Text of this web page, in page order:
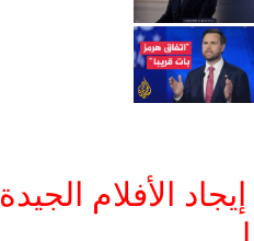
الأفلام الجيدة